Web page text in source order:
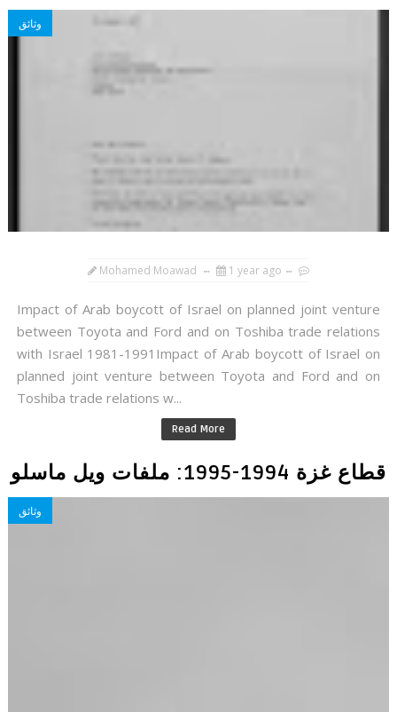
وثائق
Mohamed Moawad 1 year ago
Impact of Arab boycott of Israel on planned joint venture
between Toyota and Ford and on Toshiba trade relations
with Israel 1981-1991Impact of Arab boycott of Israel on
planned joint venture between Toyota and Ford and on
Toshiba trade relations w...
Read More
قطاع غزة 1994-1995: ملفات ويل ماسلو
وثائق